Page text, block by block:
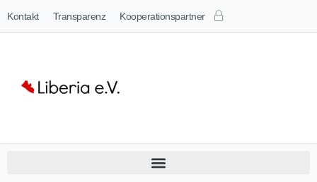
Kontakt Transparenz Kooperationspartner